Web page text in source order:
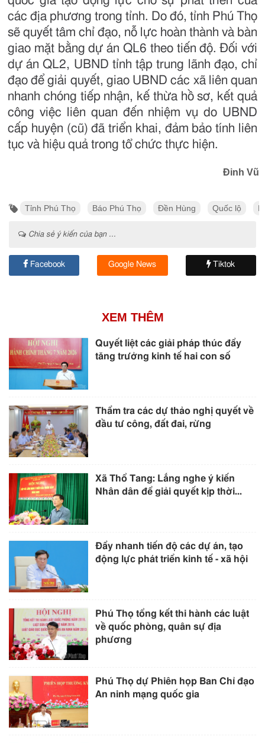
các địa phương trong tỉnh. Do đó, tỉnh Phú Thọ
sẽ quyết tâm chỉ đạo, nỗ lực hoàn thành và bàn
giao mặt bằng dự án QL6 theo tiến độ. Đối với
dự án QL2, UBND tỉnh tập trung lãnh đạo, chỉ
đạo để giải quyết, giao UBND các xã liên quan
nhanh chóng tiếp nhận, kế thừa hồ sơ, kết quả
công việc liên quan đến nhiệm vụ do UBND
cấp huyện (cũ) đã triển khai, đảm bảo tính liên
tục và hiệu quả trong tổ chức thực hiện.
Đinh Vũ
Tỉnh Phú Thọ Báo Phú Thọ Đền Hùng Quốc lộ
Chia sẻ ý kiến của bạn ...
Facebook Google News Tiktok
XEM THÊM
Quyết liệt các giải pháp thúc đẩy
tăng trưởng kinh tế hai con số
Thẩm tra các dự thảo nghị quyết về
đầu tư công, đất đai, rừng
Xã Thổ Tang: Lắng nghe ý kiến
Nhân dân để giải quyết kịp thời...
Đẩy nhanh tiến độ các dự án, tạo
động lực phát triển kinh tế - xã hội
Phú Thọ tổng kết thi hành các luật
về quốc phòng, quân sự địa
phương
Phú Thọ dự Phiên họp Ban Chỉ đạo
An ninh mạng quốc gia